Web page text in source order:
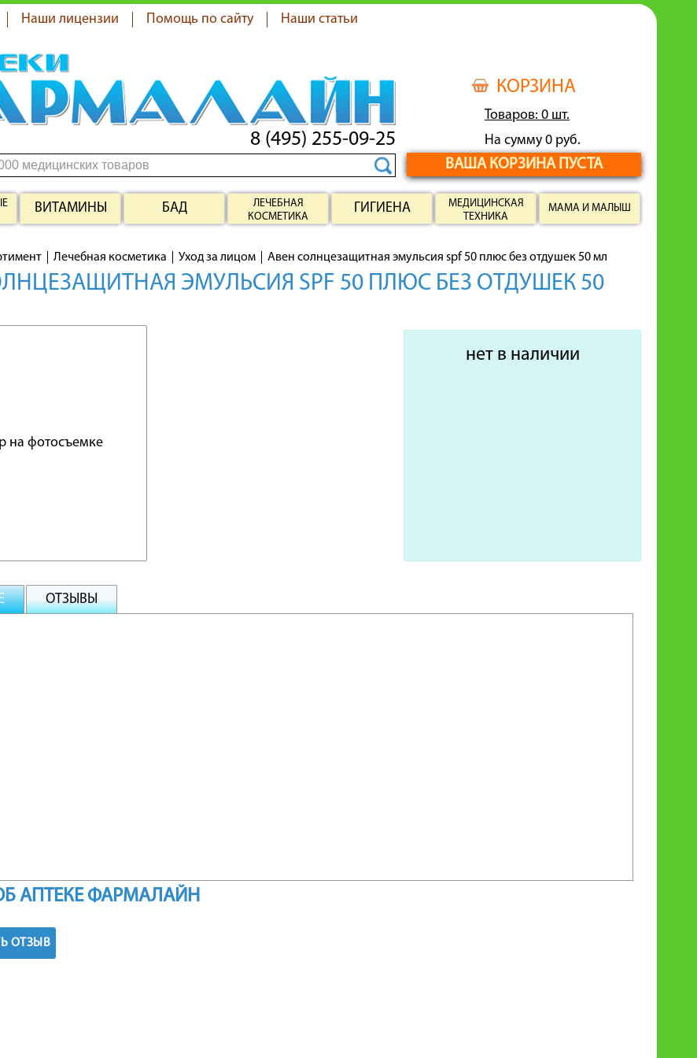
Наши лицензии Помощь по сайту Наши статьи
КОРЗИНА
Товаров: 0 шт.
На сумму 0 руб.
ВАША КОРЗИНА ПУСТА
8 (495) 255-09-25
ВИТАМИНЫ БАД
ЛЕЧЕБНАЯ
КОСМЕТИКА
ГИГИЕНА
МЕДИЦИНСКАЯ
ТЕХНИКА
МАМА И МАЛЫШ
Лечебная косметика Уход за лицом Авен солнцезащитная эмульсия spf 50 плюс без отдушек 50 мл
ЭМУЛЬСИЯ SPF 50 ПЛЮС БЕЗ ОТДУШЕК 50
нет в наличии
ОТЗЫВЫ
АПТЕКЕ ФАРМАЛАЙН
ОТЗЫВ